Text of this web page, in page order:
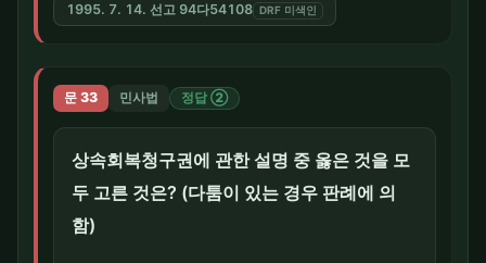
1995. 7. 14. 선고 94다54108 DRF 미색인
문 33 민사법 정답 ②
상속회복청구권에 관한 설명 중 옳은 것을 모
두 고른 것은? (다툼이 있는 경우 판례에 의
함)